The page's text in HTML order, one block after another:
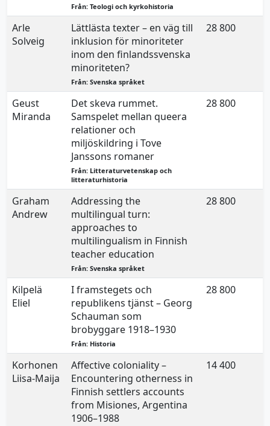
Från: Teologi och kyrkohistoria
Arle
Solveig
Lättlästa texter – en väg till
inklusion för minoriteter
inom den finlandssvenska
minoriteten?
Från: Svenska språket
28 800
Geust
Miranda
Det skeva rummet.
Samspelet mellan queera
relationer och
miljöskildring i Tove
Janssons romaner
Från: Litteraturvetenskap och
litteraturhistoria
28 800
Graham
Andrew
Addressing the
multilingual turn:
approaches to
multilingualism in Finnish
teacher education
Från: Svenska språket
28 800
Kilpelä
Eliel
I framstegets och
republikens tjänst – Georg
Schauman som
brobyggare 1918–1930
Från: Historia
28 800
Korhonen
Liisa-Maija
Affective coloniality –
Encountering otherness in
Finnish settlers accounts
from Misiones, Argentina
1906–1988
14 400